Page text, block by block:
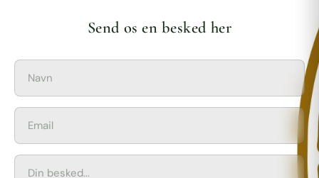
Send os en besked her